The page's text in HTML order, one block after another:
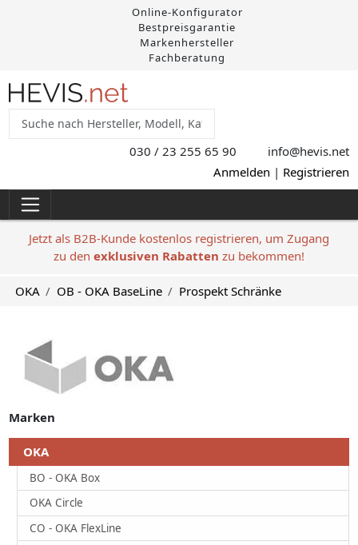
Online-Konfigurator
Bestpreisgarantie
Markenhersteller
Fachberatung
030 / 23 255 65 90 info@hevis.net
Anmelden | Registrieren
Jetzt als B2B-Kunde kostenlos registrieren, um Zugang
zu den exklusiven Rabatten zu bekommen!
OKA OB - OKA BaseLine Prospekt Schränke
Marken
OKA
BO - OKA Box
OKA Circle
CO - OKA FlexLine